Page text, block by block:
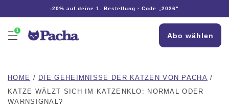
Inhalt
-20% auf deine 1. Bestellung · Code „2026"
1
Abo wählen
HOME / DIE GEHEIMNISSE DER KATZEN VON PACHA /
KATZE WÄLZT SICH IM KATZENKLO: NORMAL ODER
WARNSIGNAL?